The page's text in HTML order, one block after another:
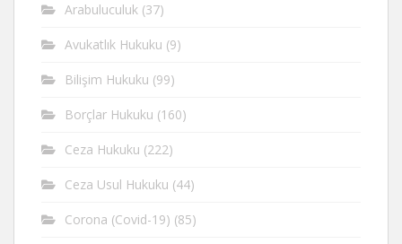
Arabuluculuk (37)
Avukatlık Hukuku (9)
Bilişim Hukuku (99)
Borçlar Hukuku (160)
Ceza Hukuku (222)
Ceza Usul Hukuku (44)
Corona (Covid-19) (85)